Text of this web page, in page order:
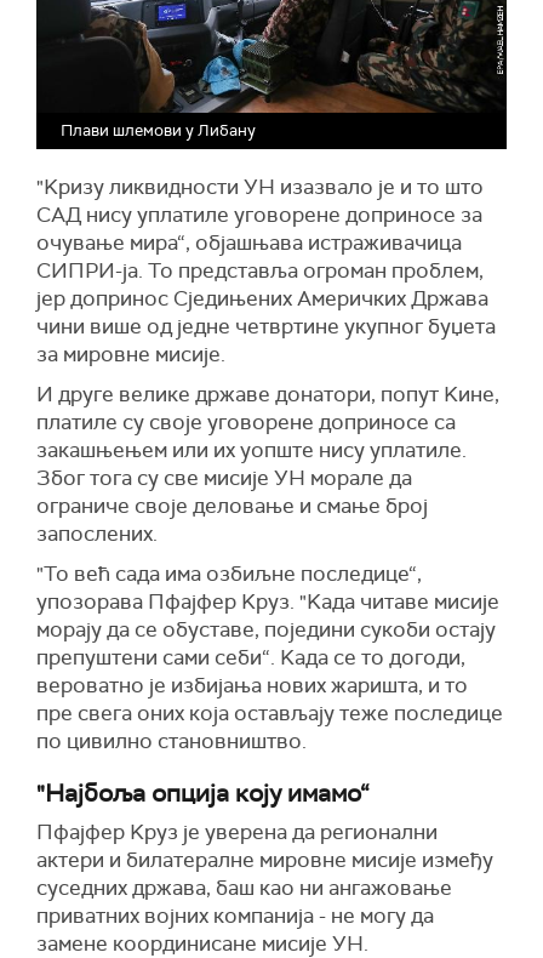
Плави шлемови у Либану
"Kризу ликвидности УН изазвало је и то што
САД нису уплатиле уговорене доприносе за
очување мира“, објашњава истраживачица
СИПРИ-ја. То представља огроман проблем,
јер допринос Сједињених Америчких Држава
чини више од једне четвртине укупног буџета
за мировне мисије.
И друге велике државе донатори, попут Kине,
платиле су своје уговорене доприносе са
закашњењем или их уопште нису уплатиле.
Због тога су све мисије УН морале да
ограниче своје деловање и смање број
запослених.
"То већ сада има озбиљне последице“,
упозорава Пфајфер Kруз. "Kада читаве мисије
морају да се обуставе, поједини сукоби остају
препуштени сами себи“. Kада се то догоди,
вероватно је избијања нових жаришта, и то
пре свега оних која остављају теже последице
по цивилно становништво.
"Најбоља опција коју имамо“
Пфајфер Kруз је уверена да регионални
актери и билатералне мировне мисије између
суседних држава, баш као ни ангажовање
приватних војних компанија - не могу да
замене координисане мисије УН.